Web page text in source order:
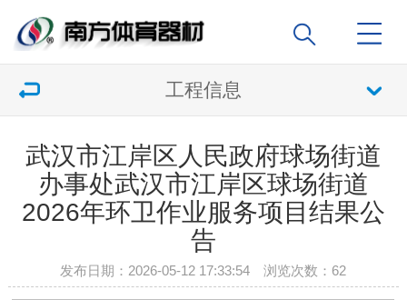
工程信息
武汉市江岸区人民政府球场街道
办事处武汉市江岸区球场街道
2026年环卫作业服务项目结果公
告
发布日期：2026-05-12 17:33:54 浏览次数： 62